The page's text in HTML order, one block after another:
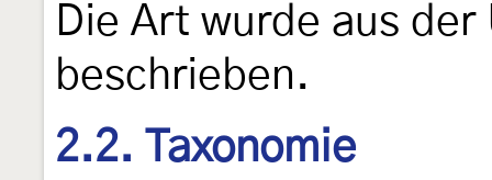
Die Art wurde aus
beschrieben.
2.2. Taxonomie